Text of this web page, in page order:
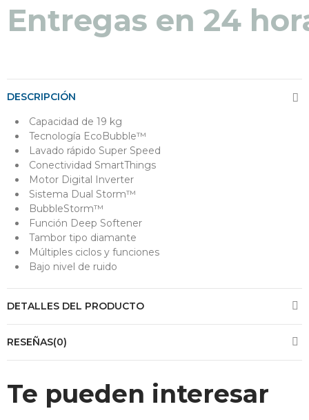
Entregas en 48 a
DESCRIPCIÓN
Capacidad de 19 kg
Tecnología EcoBubble™
Lavado rápido Super Speed
Conectividad SmartThings
Motor Digital Inverter
Sistema Dual Storm™
BubbleStorm™
Función Deep Softener
Tambor tipo diamante
Múltiples ciclos y funciones
Bajo nivel de ruido
DETALLES DEL PRODUCTO
RESEÑAS(0)
Te pueden interesar